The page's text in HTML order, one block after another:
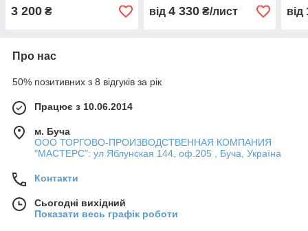
3 200 ₴ від 4 330₴/лист від
Про нас
50% позитивних з 8 відгуків за рік
Працює з 10.06.2014
м. Буча
ООО ТОРГОВО-ПРОИЗВОДСТВЕННАЯ КОМПАНИЯ
"МАСТЕРС": ул Яблунская 144, оф.205 , Буча, Україна
Контакти
Сьогодні вихідний
Показати весь графік роботи